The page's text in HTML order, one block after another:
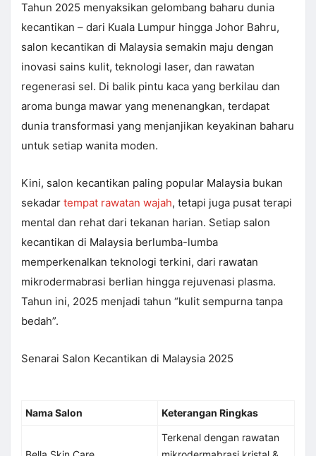
Tahun 2025 menyaksikan gelombang baharu dunia
kecantikan – dari Kuala Lumpur hingga Johor Bahru,
salon kecantikan di Malaysia semakin maju dengan
inovasi sains kulit, teknologi laser, dan rawatan
regenerasi sel. Di balik pintu kaca yang berkilau dan
aroma bunga mawar yang menenangkan, terdapat
dunia transformasi yang menjanjikan keyakinan baharu
untuk setiap wanita moden.
Kini, salon kecantikan paling popular Malaysia bukan
sekadar tempat rawatan wajah, tetapi juga pusat terapi
mental dan rehat dari tekanan harian. Setiap salon
kecantikan di Malaysia berlumba-lumba
memperkenalkan teknologi terkini, dari rawatan
mikrodermabrasi berlian hingga rejuvenasi plasma.
Tahun ini, 2025 menjadi tahun “kulit sempurna tanpa
bedah”.
Senarai Salon Kecantikan di Malaysia 2025
Nama Salon Keterangan Ringkas
Terkenal dengan rawatan